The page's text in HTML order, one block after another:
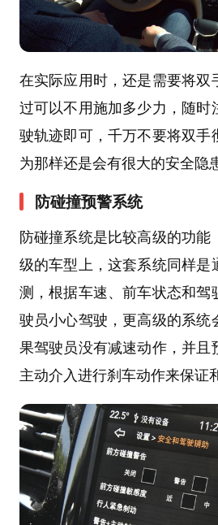
在实际应用时，还是需要将双
过可以不用施加多少力，随时
驶轨迹即可，千万不要将双手
为那样还是会有很大的安全隐
防碰撞预警系统
防碰撞系统是比较高级的功能
级的车型上，这套系统同样是
测，根据车速、前车状态和驾
驶员小心驾驶，更高级的系统
果驾驶员没有减速动作，并且
主动介入进行刹车动作来保证